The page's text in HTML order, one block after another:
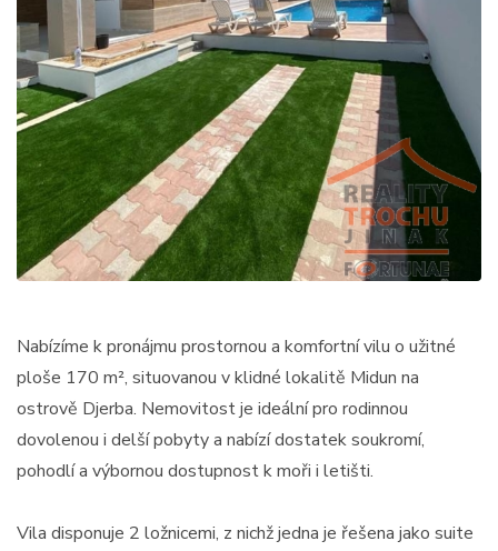
Nabízíme k pronájmu prostornou a komfortní vilu o užitné
ploše 170 m², situovanou v klidné lokalitě Midun na
ostrově Djerba. Nemovitost je ideální pro rodinnou
dovolenou i delší pobyty a nabízí dostatek soukromí,
pohodlí a výbornou dostupnost k moři i letišti.
Vila disponuje 2 ložnicemi, z nichž jedna je řešena jako suite